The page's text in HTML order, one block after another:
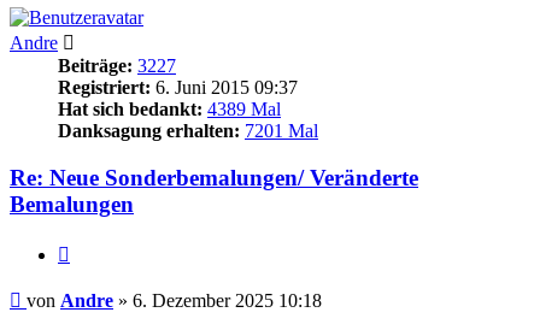
Andre
Beiträge: 3227
Registriert: 6. Juni 2015 09:37
Hat sich bedankt: 4389 Mal
Danksagung erhalten: 7201 Mal
Re: Neue Sonderbemalungen/ Veränderte
Bemalungen
Beitrag
von Andre » 6. Dezember 2025 10:18